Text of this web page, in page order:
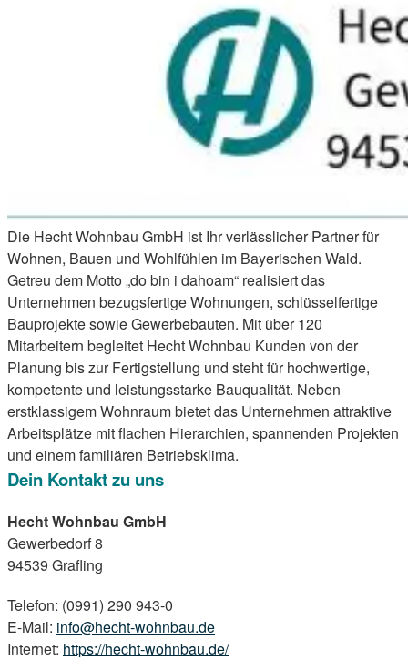
Die Hecht Wohnbau GmbH ist Ihr verlässlicher Partner für
Wohnen, Bauen und Wohlfühlen im Bayerischen Wald.
Getreu dem Motto „do bin i dahoam“ realisiert das
Unternehmen bezugsfertige Wohnungen, schlüsselfertige
Bauprojekte sowie Gewerbebauten. Mit über 120
Mitarbeitern begleitet Hecht Wohnbau Kunden von der
Planung bis zur Fertigstellung und steht für hochwertige,
kompetente und leistungsstarke Bauqualität. Neben
erstklassigem Wohnraum bietet das Unternehmen attraktive
Arbeitsplätze mit flachen Hierarchien, spannenden Projekten
und einem familiären Betriebsklima.
Dein Kontakt zu uns
Hecht Wohnbau GmbH
Gewerbedorf 8
94539 Grafling
Telefon: (0991) 290 943-0
E-Mail: info@hecht-wohnbau.de
Internet: https://hecht-wohnbau.de/